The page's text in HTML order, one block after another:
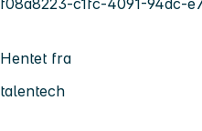
Hentet fra
talentech